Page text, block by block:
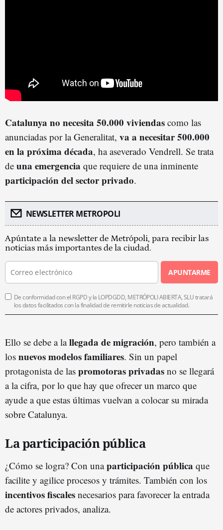
Catalunya no necesita 50.000 viviendas como las
anunciadas por la Generalitat, va a necesitar 500.000
en la próxima década, ha aseverado Vendrell. Se trata
de una emergencia que requiere de una inminente
participación del sector privado.
NEWSLETTER METROPOLI
Apúntate a la newsletter de Metrópoli, para recibir las
noticias más importantes de la ciudad.
APUNTARME
De conformidad con el RGPD y la LOPDGDD, METRÓPOLI ABIERTA, SLU tratará
los datos facilitados con la finalidad de remitirle noticias de actualidad.
Ello se debe a lallegada de migración, pero también a
los nuevos modelos familiares. Sin un papel
protagonista de las promotoras privadas no se llegará
a la cifra, por lo que hay que ofrecer un marco que
ayude a que estas últimas vuelvan a colocar su mirada
sobre Catalunya.
La participación pública
¿Cómo se logra? Con unaparticipación pública que
facilite y agilice procesos y trámites. También con los
incentivos fiscales necesarios para favorecer la entrada
de actores privados, analiza.